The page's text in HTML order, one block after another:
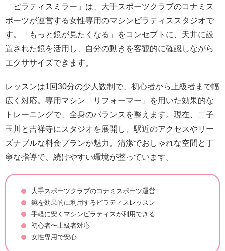
「ピラティスミラー」は、大手スポーツクラブのコナミス
ポーツが運営する女性専用のマシンピラティススタジオで
す。「もっと鏡が見たくなる」をコンセプトに、天井に設
置された鏡を活用し、自分の動きを客観的に確認しながら
エクササイズできます。
レッスンは1回30分の少人数制で、初心者から上級者まで幅
広く対応。専用マシン「リフォーマー」を用いた効果的な
トレーニングで、全身のバランスを整えます。現在、二子
玉川と吉祥寺にスタジオを展開し、駅近のアクセスやリー
ズナブルな料金プランが魅力。清潔でおしゃれな空間と丁
寧な指導で、続けやすい環境が整っています。
大手スポーツクラブのコナミスポーツ運営
鏡を効果的に利用するピラティスレッスン
手軽に安くマシンピラティスが利用できる
初心者〜上級者対応
女性専用で安心